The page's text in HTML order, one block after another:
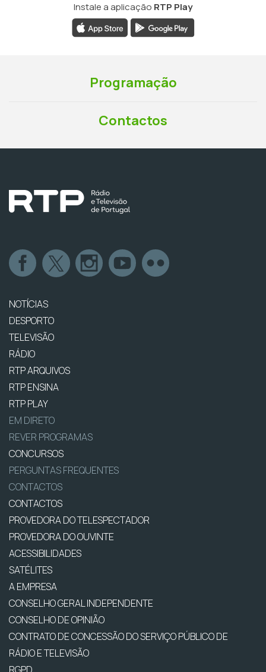
Instale a aplicação RTP Play
Programação
Contactos
NOTÍCIAS
DESPORTO
TELEVISÃO
RÁDIO
RTP ARQUIVOS
RTP ENSINA
RTP PLAY
EM DIRETO
REVER PROGRAMAS
CONCURSOS
PERGUNTAS FREQUENTES
CONTACTOS
CONTACTOS
PROVEDORA DO TELESPECTADOR
PROVEDORA DO OUVINTE
ACESSIBILIDADES
SATÉLITES
A EMPRESA
CONSELHO GERAL INDEPENDENTE
CONSELHO DE OPINIÃO
CONTRATO DE CONCESSÃO DO SERVIÇO PÚBLICO DE
RÁDIO E TELEVISÃO